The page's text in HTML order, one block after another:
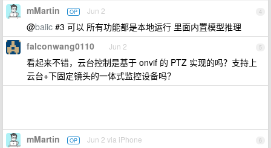
4
mMartin OP Jun 2
@baiic #3 可以 所有功能都是本地运行 里面内置模型推理
5
falconwang0110 Jun 2
看起来不错，云台控制是基于 onvif 的 PTZ 实现的吗？支持上
云台+下固定镜头的一体式监控设备吗？
6
mMartin OP Jun 2 via iPhone